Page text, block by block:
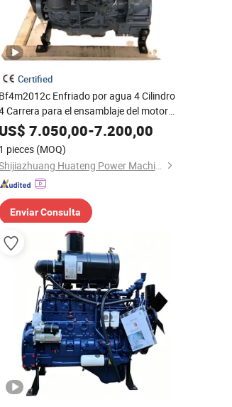
Certified
Bf4m2012c Enfriado por agua 4 Cilindro
Carrera para el ensamblaje del motor
Deutz
US$ 7.050,00-7.200,00
1 pieces (MOQ)
Shijiazhuang Huateng Power Machine Co., Ltd.
Enviar Consulta